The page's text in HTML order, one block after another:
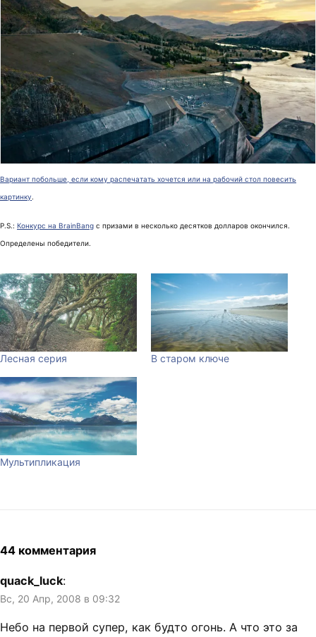
Вариант побольше, если кому распечатать хочется или на рабочий стол повесить
картинку.
P.S.: Конкурс на BrainBang с призами в несколько десятков долларов окончился.
Определены победители.
Лесная серия В старом ключе
Мультипликация
44 комментария
quack_luck:
Вс, 20 Апр, 2008 в 09:32
Небо на первой супер, как будто огонь. А что это за